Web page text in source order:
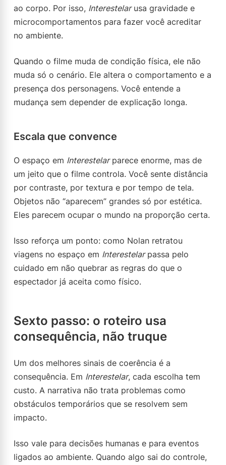
ao corpo. Por isso, Interestelarusa gravidade e
microcomportamentos para fazer você acreditar
no ambiente.
Quando o filme muda de condição física, ele não
muda só o cenário. Ele altera o comportamento e a
presença dos personagens. Você entende a
mudança sem depender de explicação longa.
Escala que convence
O espaço em Interestelarparece enorme, mas de
um jeito que o filme controla. Você sente distância
por contraste, por textura e por tempo de tela.
Objetos não “aparecem” grandes só por estética.
Eles parecem ocupar o mundo na proporção certa.
Isso reforça um ponto: como Nolan retratou
viagens no espaço em Interestelarpassa pelo
cuidado em não quebrar as regras do que o
espectador já aceita como físico.
Sexto passo: o roteiro usa
consequência, não truque
Um dos melhores sinais de coerência é a
consequência. Em Interestelar, cada escolha tem
custo. A narrativa não trata problemas como
obstáculos temporários que se resolvem sem
impacto.
Isso vale para decisões humanas e para eventos
ligados ao ambiente. Quando algo sai do controle,